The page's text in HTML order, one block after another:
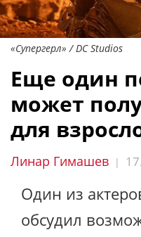
«Супергерл» / DC Studios
Еще один
может
для
Линар Гимашев |
Один из
обсудил